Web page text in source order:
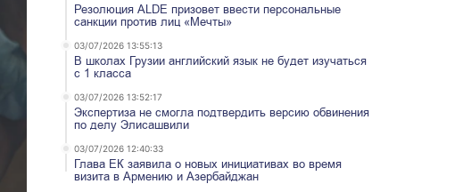
Резолюция ALDE призовет ввести персональные
санкции против лиц «Мечты»
03/07/2026 13:55:13
В школах Грузии английский язык не будет изучаться
с 1 класса
03/07/2026 13:52:17
Экспертиза не смогла подтвердить версию обвинения
по делу Элисашвили
03/07/2026 12:40:33
Глава ЕК заявила о новых инициативах во время
визита в Армению и Азербайджан